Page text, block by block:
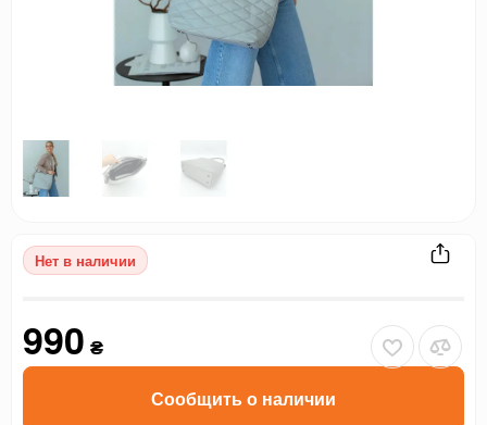
Нет в наличии
990 ₴
Сообщить о наличии